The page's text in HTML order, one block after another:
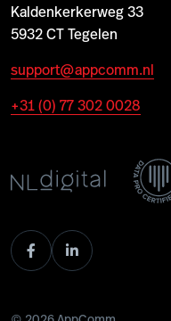
Kaldenkerkerweg 33
5932 CT Tegelen
support@appcomm.nl
+31 (0) 77 302 0028